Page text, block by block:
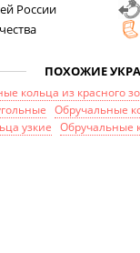
России
ПОХОЖИЕ
кольца из красного
Обручальные
узкие Обручальные